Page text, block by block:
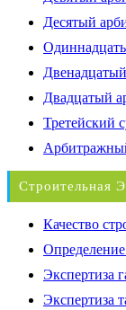
Десятый
Двадцатый
Третейский
Строительная
Качество
Определение
Экспертиза
Экспертиза